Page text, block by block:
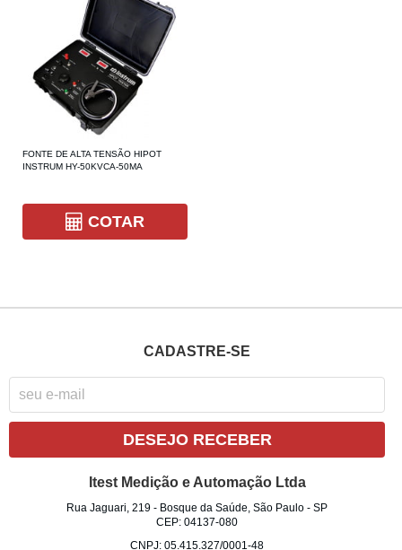
FONTE DE ALTA TENSÃO HIPOT
INSTRUM HY-50KVCA-50MA
COTAR
CADASTRE-SE
DESEJO RECEBER
Itest Medição e Automação Ltda
Rua Jaguari, 219 - Bosque da Saúde, São Paulo -SP
CEP: 04137-080
CNPJ: 05.415.327/0001-48